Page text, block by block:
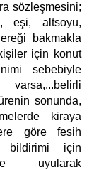
sözleşmesini;
eşi, altsoyu,
bakmakla
için konut
sebebiyle
varsa,...belirli
sonunda,
kiraya
göre fesih
bildirimi için
uyularak